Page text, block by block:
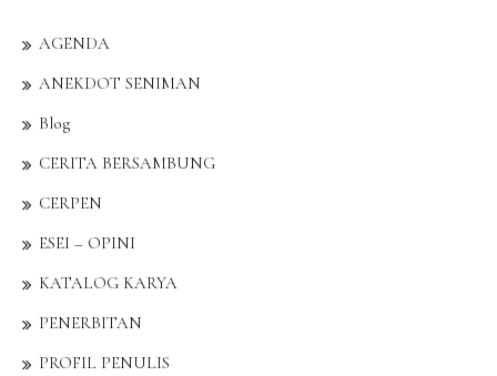
AGENDA
ANEKDOT SENIMAN
Blog
CERITA BERSAMBUNG
CERPEN
ESEI – OPINI
KATALOG KARYA
PENERBITAN
PROFIL PENULIS